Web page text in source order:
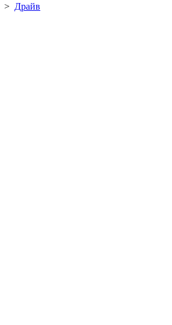
> Драйв